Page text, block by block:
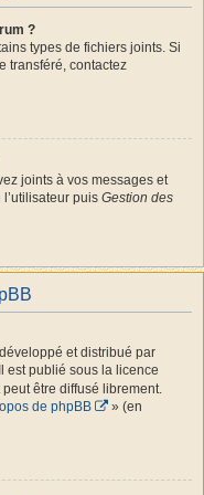
?
types de fichiers joints. Si
transféré, contactez
joints à vos messages et
puis Gestion des
et distribué par
est publié sous la licence
être diffusé librement.
de phpBB
» (en